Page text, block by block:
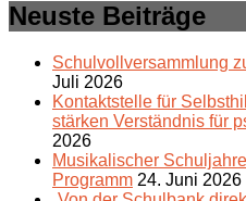
Neuste Beiträge
Schulvollversammlung
Juli 2026
Kontaktstelle für
stärken Verständnis für
2026
Musikalischer
Programm 24. Juni 2026